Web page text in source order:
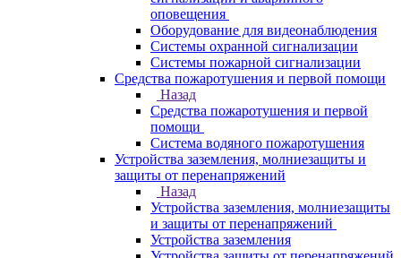
оповещения
Оборудование для видеонаблюдения
Системы охранной сигнализации
Системы пожарной сигнализации
Средства пожаротушения и первой помощи
Назад
Средства пожаротушения и первой
помощи
Система водяного пожаротушения
Устройства заземления, молниезащиты и
защиты от перенапряжений
Назад
Устройства заземления, молниезащиты
и защиты от перенапряжений
Устройства заземления